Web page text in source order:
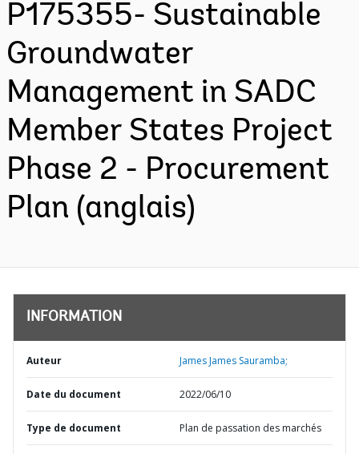
P175355- Sustainable
Groundwater
Management in SADC
Member States Project
Phase 2 - Procurement
Plan (anglais)
INFORMATION
Auteur James James Sauramba;
Date du document 2022/06/10
Type de document Plan de passation des marchés